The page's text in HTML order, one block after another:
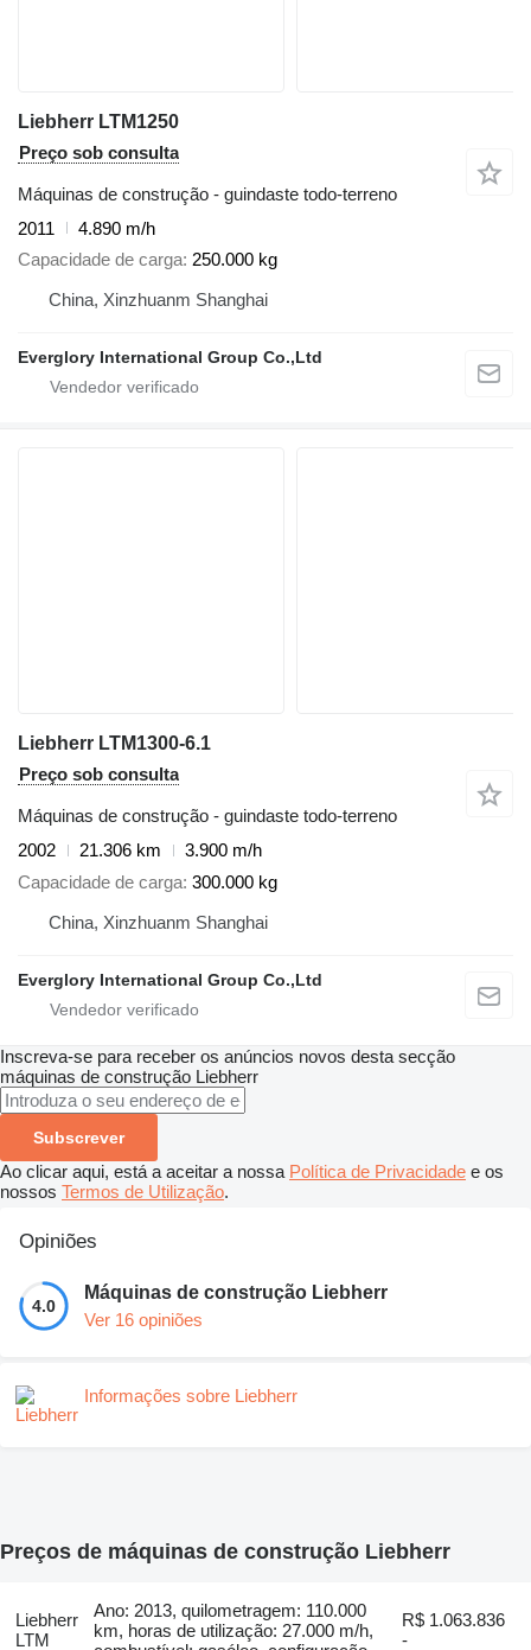
Liebherr LTM1250
Preço sob consulta
Máquinas de construção - guindaste todo-terreno
2011
4.890 m/h
Capacidade de carga 250.000 kg
China, Xinzhuanm Shanghai
Everglory International Group Co.,Ltd
Liebherr LTM1300-6.1
Preço sob consulta
Máquinas de construção - guindaste todo-terreno
2002
21.306 km
3.900 m/h
Capacidade de carga 300.000 kg
China, Xinzhuanm Shanghai
Everglory International Group Co.,Ltd
Inscreva-se para receber os anúncios novos desta secção
máquinas de construção Liebherr
Subscrever
Ao clicar aqui, está a aceitar a nossa Política de Privacidade e os
nossos Termos de Utilização.
Opiniões
4.0
Máquinas de construção Liebherr
Ver 16 opiniões
Informações sobre Liebherr
Preços de máquinas de construção Liebherr
Liebherr
LTM
Ano: 2013, quilometragem: 110.000
km, horas de utilização: 27.000 m/h,
R$ 1.063.836
-